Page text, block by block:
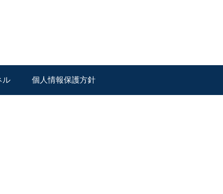
ル 個人情報保護方針